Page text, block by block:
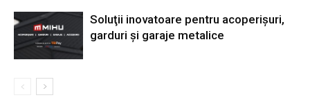
Soluţii inovatoare pentru acoperişuri,
garduri şi garaje metalice